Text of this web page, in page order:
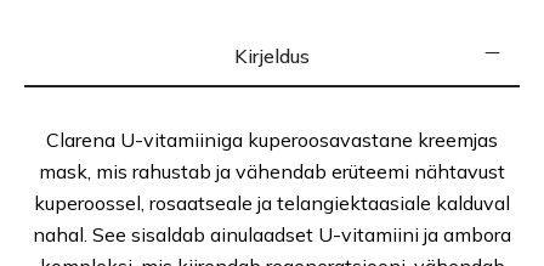
Kirjeldus
Clarena U-vitamiiniga kuperoosavastane kreemjas
mask, mis rahustab ja vähendab erüteemi nähtavust
kuperoossel, rosaatseale ja telangiektaasiale kalduval
nahal. See sisaldab ainulaadset U-vitamiini ja ambora